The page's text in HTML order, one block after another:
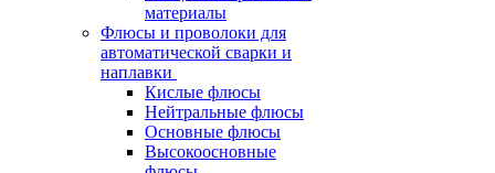
материалы
Флюсы и проволоки для
автоматической сварки и
наплавки
Кислые флюсы
Нейтральные флюсы
Основные флюсы
Высокоосновные